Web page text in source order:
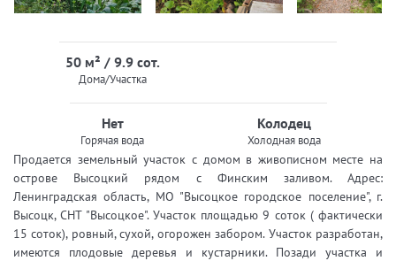
50 м² / 9.9 сот.
Дома/Участка
Нет
Горячая вода
Колодец
Холодная вода
Продается земельный участок с домом в живописном месте на
острове Высоцкий рядом с Финским заливом. Адрес:
Ленинградская область, МО "Высоцкое городское поселение", г.
Высоцк, СНТ "Высоцкое". Участок площадью 9 соток ( фактически
15 соток), ровный, сухой, огорожен забором. Участок разработан,
имеются плодовые деревья и кустарники. Позади участка и